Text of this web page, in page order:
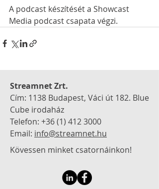
A podcast készítését a Showcast
Media podcast csapata végzi.
Streamnet Zrt.
Cím: 1138 Budapest, Váci út 182. Blue
Cube irodaház
Telefon: +36 (1) 412 3000
Email: info@streamnet.hu
Kövessen minket csatornáinkon!